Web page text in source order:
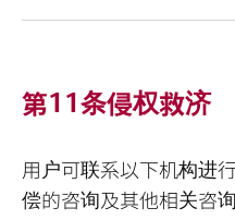
第11条侵权救济
用户可联系以下机构进
偿的咨询及其他相关咨询